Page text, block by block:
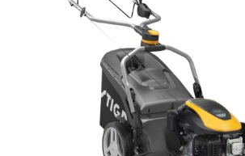
55,924
Я даю согласие на обработку
Отправить